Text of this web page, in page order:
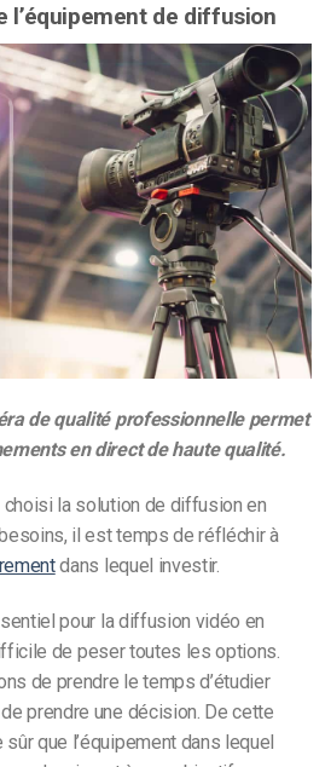
l’équipement de diffusion
de qualité professionnelle permet
en direct de haute qualité.
la solution de diffusion en
il est temps de réfléchir à
dans lequel investir.
pour la diffusion vidéo en
de peser toutes les options.
de prendre le temps d’étudier
prendre une décision. De cette
que l’équipement dans lequel